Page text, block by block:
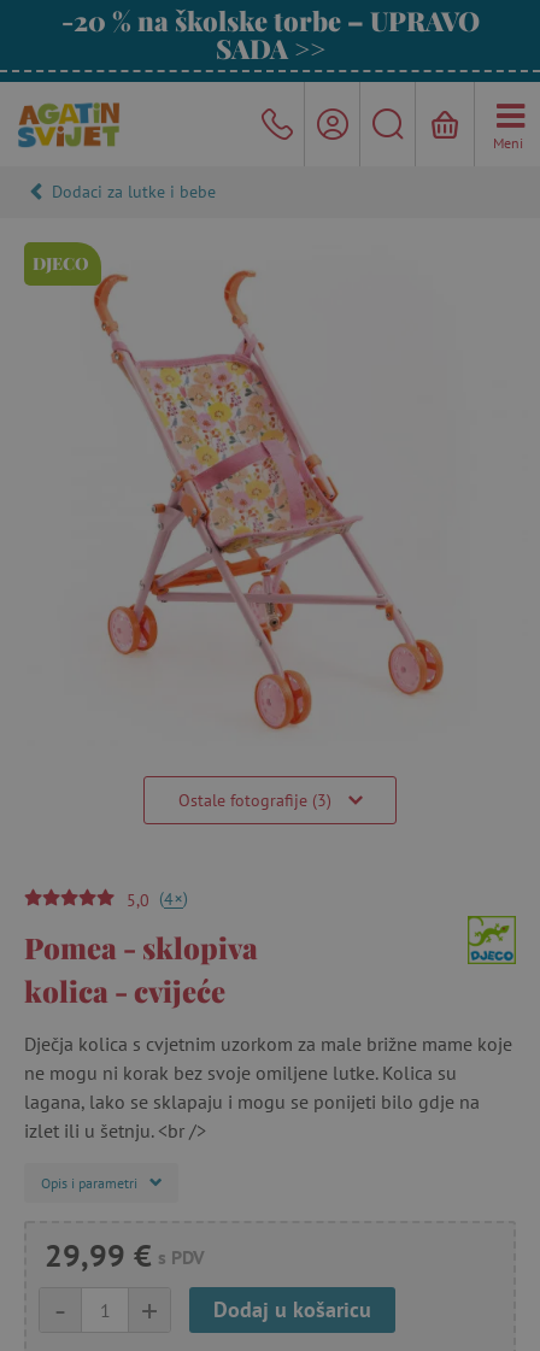
-20 % na školske torbe – UPRAVO
SADA >>
Meni
Dodaci za lutke i bebe
DJECO
Ostale fotografije (3)
5,0 (4+)
Pomea - sklopiva
kolica - cvijeće
Dječja kolica s cvjetnim uzorkom za male brižne mame koje
ne mogu ni korak bez svoje omiljene lutke. Kolica su
lagana, lako se sklapaju i mogu se ponijeti bilo gdje na
izlet ili u šetnju. <br />
Opis i parametri
29,99 € s PDV
+
- Dodaj u košaricu